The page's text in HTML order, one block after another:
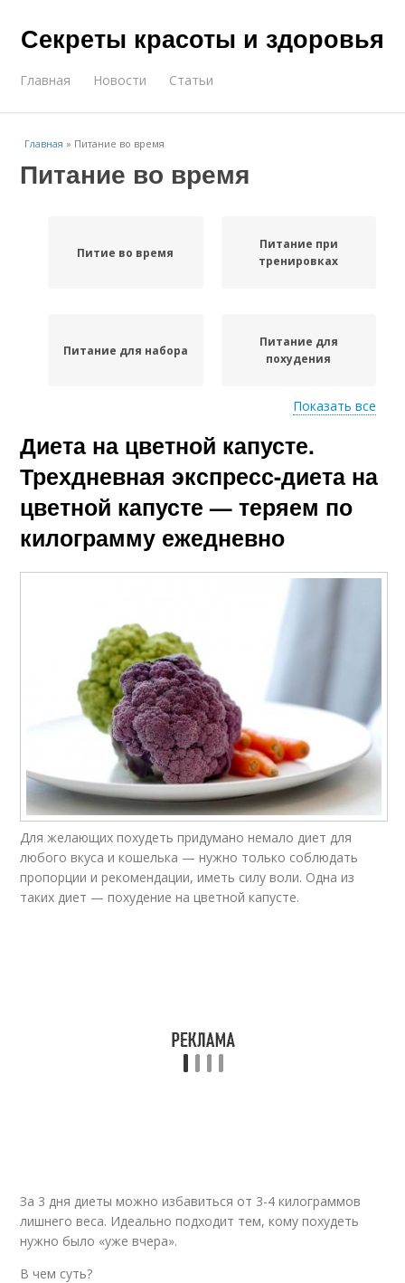
Секреты красоты и здоровья
Главная Новости Статьи
Главная » Питание во время
Питание во время
Питие во время
Питание при
тренировках
Питание для набора
Питание для
похудения
Питания для
тренировок
Правильное питание
Питание до и
Питание при
Питания до и
Питания при
занятиях
Пития во время
тренировкой
тренировках
Дробное питание
Показать все
Диета на цветной капусте.
Трехдневная экспресс-диета на
цветной капусте — теряем по
килограмму ежедневно
Для желающих похудеть придумано немало диет для
любого вкуса и кошелька — нужно только соблюдать
пропорции и рекомендации, иметь силу воли. Одна из
таких диет — похудение на цветной капусте.
За 3 дня диеты можно избавиться от 3-4 килограммов
лишнего веса. Идеально подходит тем, кому похудеть
нужно было «уже вчера».
В чем суть?